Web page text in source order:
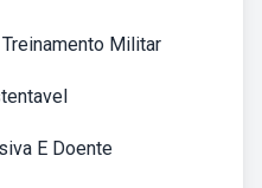
Militar
E Doente